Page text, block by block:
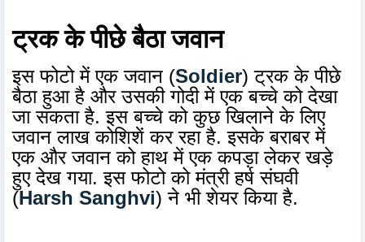
ट्रक के पीछे बैठा जवान
इस फोटो में एक जवान (Soldier) ट्रक के पीछे
बैठा हुआ है और उसकी गोदी में एक बच्चे को देखा
जा सकता है. इस बच्चे को कुछ खिलाने के लिए
जवान लाख कोशिशें कर रहा है. इसके बराबर में
एक और जवान को हाथ में एक कपड़ा लेकर खड़े
हुए देख गया. इस फोटो को मंत्री हर्ष संघवी
(Harsh Sanghvi) ने भी शेयर किया है.